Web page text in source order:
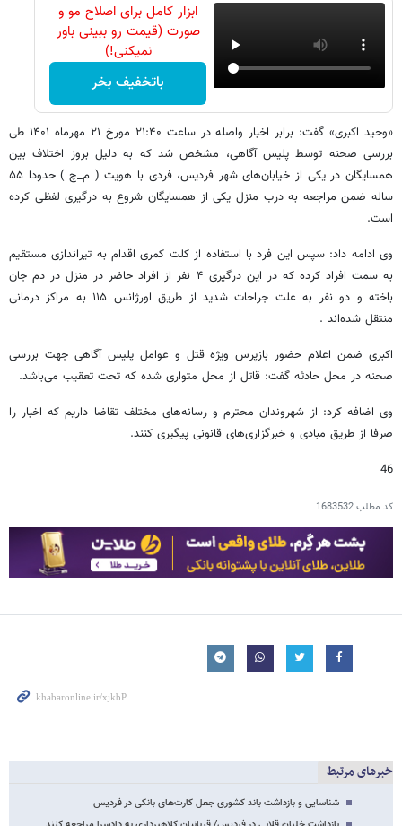
ابزار کامل برای اصلاح مو و
صورت (قیمت رو ببینی باور
نمیکنی!)
باتخفیف بخر
«وحید اکبری» گفت: برابر اخبار واصله در ساعت ۲۱:۴۰ مورخ ۲۱ مهرماه ۱۴۰۱ طی
بررسی صحنه توسط پلیس آگاهی، مشخص شد که به دلیل بروز اختلاف بین
همسایگان در یکی از خیابان‌های شهر فردیس، فردی با هویت ( م_چ ) حدودا ۵۵
ساله ضمن مراجعه به درب منزل یکی از همسایگان شروع به درگیری لفظی کرده
است.
وی ادامه داد: سپس این فرد با استفاده از کلت کمری اقدام به تیراندازی مستقیم
به سمت افراد کرده که در این درگیری ۴ نفر از افراد حاضر در منزل در دم جان
باخته و دو نفر به علت جراحات شدید از طریق اورژانس ۱۱۵ به مراکز درمانی
منتقل شده‌اند .
اکبری ضمن اعلام حضور بازپرس ویژه قتل و عوامل پلیس آگاهی جهت بررسی
صحنه در محل حادثه گفت: قاتل از محل متواری شده که تحت تعقیب می‌باشد.
وی اضافه کرد: از شهروندان محترم و رسانه‌های مختلف تقاضا داریم که اخبار را
صرفا از طریق مبادی و خبرگزاری‌های قانونی پیگیری کنند.
46
کد مطلب1683532
خبرهای مرتبط
شناسایی و بازداشت باند کشوری جعل کارت‌های بانکی در فردیس